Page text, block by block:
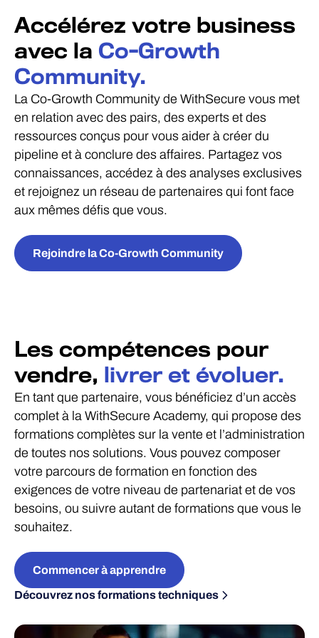
Accélérez votre business
avec la Co-Growth
Community.
La Co-Growth Community de WithSecure vous met
en relation avec des pairs, des experts et des
ressources conçus pour vous aider à créer du
pipeline et à conclure des affaires. Partagez vos
connaissances, accédez à des analyses exclusives
et rejoignez un réseau de partenaires qui font face
aux mêmes défis que vous.
Rejoindre la Co-Growth Community
Les compétences pour
vendre, livrer et évoluer.
En tant que partenaire, vous bénéficiez d’un accès
complet à la WithSecure Academy, qui propose des
formations complètes sur la vente et l’administration
de toutes nos solutions. Vous pouvez composer
votre parcours de formation en fonction des
exigences de votre niveau de partenariat et de vos
besoins, ou suivre autant de formations que vous le
souhaitez.
Commencer à apprendre
Découvrez nos formations techniques